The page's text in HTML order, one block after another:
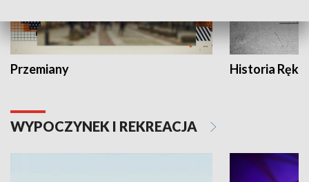
Przemiany Historia Ręką
WYPOCZYNEK I REKREACJA